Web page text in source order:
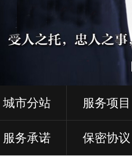
城市分站 服务项目
服务承诺 保密协议